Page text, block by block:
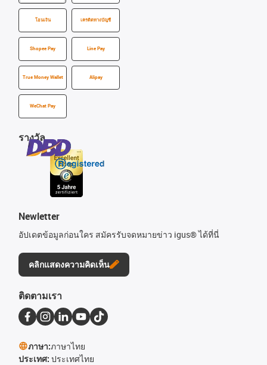
โอนเงิน เครดิตทางบัญชี
Shopee Pay Line Pay
True Money Wallet Alipay
WeChat Pay
รางวัล
Newletter
อัปเดตข้อมูลก่อนใคร สมัครรับจดหมายข่าว igus® ได้ที่นี่
คลิกแสดงความคิดเห็น
ติดตามเรา
ภาษา:ภาษาไทย
ประเทศ: ประเทศไทย